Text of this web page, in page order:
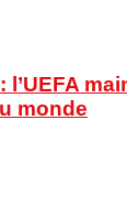
l’UEFA
monde